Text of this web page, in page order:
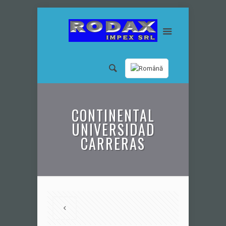
CONTINENTAL
UNIVERSIDAD
CARRERAS